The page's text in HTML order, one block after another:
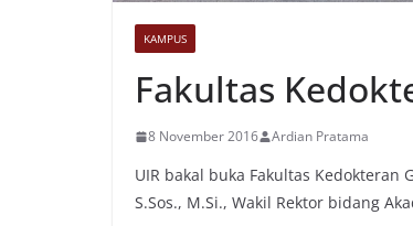
KAMPUS
Fakultas
8 November 2016 Ardian Pratama
UIR bakal buka Fakultas
S.Sos., M.Si., Wakil Rektor bidang